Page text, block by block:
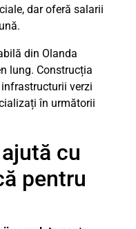
dar oferă salarii
din Olanda
lung. Construcția
verzi
în următorii
cu
pentru